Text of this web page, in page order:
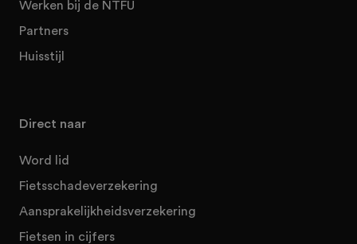
Werken bij de NTFU
Partners
Huisstijl
Direct naar
Word lid
Fietsschadeverzekering
Aansprakelijkheidsverzekering
Fietsen in cijfers